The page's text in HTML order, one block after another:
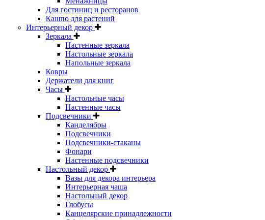
Для гостиниц и ресторанов
Кашпо для растений
Интерьерный декор
Зеркала
Настенные зеркала
Настольные зеркала
Напольные зеркала
Ковры
Держатели для книг
Часы
Настольные часы
Настенные часы
Подсвечники
Канделябры
Подсвечники
Подсвечники-стаканы
Фонари
Настенные подсвечники
Настольный декор
Вазы для декора интерьера
Интерьерная чаша
Настольный декор
Глобусы
Канцелярские принадлежности